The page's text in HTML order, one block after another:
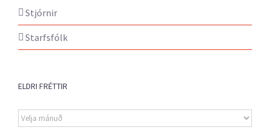
Stjórnir
Starfsfólk
ELDRI FRÉTTIR
Eldri
fréttir